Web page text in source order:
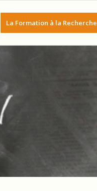
La Formation à la Recherche